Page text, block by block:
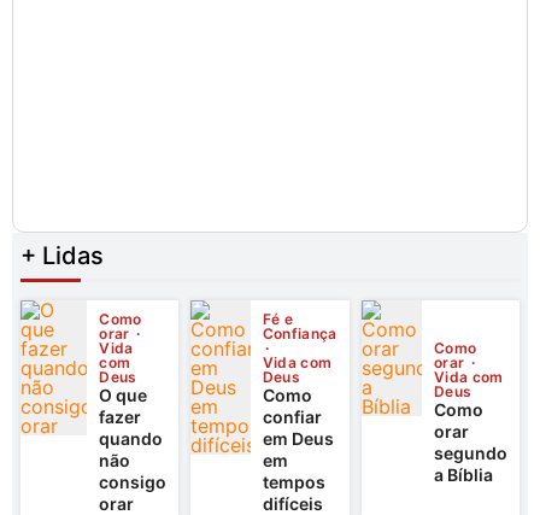
+ Lidas
Como
orar
Vida
com
Deus
O que
fazer
quando
não
consigo
orar
Fé e
Confiança
Vida com
Deus
Como
confiar
em Deus
em
tempos
difíceis
Como
orar
Vida com
Deus
Como
orar
segundo
a Bíblia